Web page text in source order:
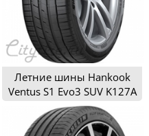
Летние шины Hankook
Ventus S1 Evo3 SUV K127A
235/55R20